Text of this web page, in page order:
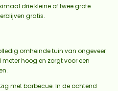
drie kleine of twee grote
gratis.
omheinde tuin van ongeveer
meter hoog en zorgt voor een
met barbecue. In de ochtend